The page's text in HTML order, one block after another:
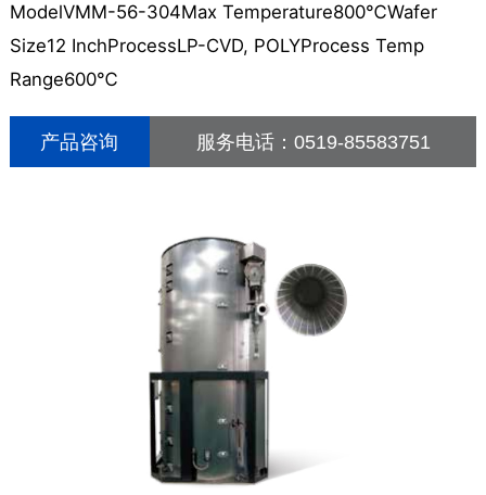
ModelVMM-56-304Max Temperature800℃Wafer
Size12 InchProcessLP-CVD, POLYProcess Temp
Range600℃
产品咨询 服务电话： 0519-85583751